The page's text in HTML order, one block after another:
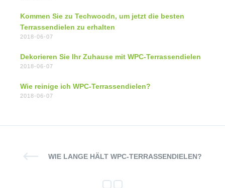
Kommen Sie zu Techwoodn, um jetzt die besten
Terrassendielen zu erhalten
2018-06-07
Dekorieren Sie Ihr Zuhause mit WPC-Terrassendielen
2018-06-07
Wie reinige ich WPC-Terrassendielen?
2018-06-07
WIE LANGE HÄLT WPC-TERRASSENDIELEN?